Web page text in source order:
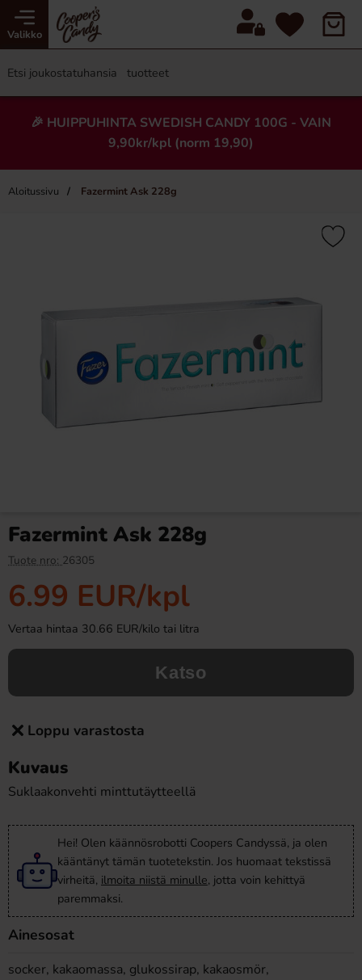
Valikko
🎉 HUIPPUHINTA SWEDISH CANDY 100G - VAIN
9,90kr/kpl (norm 19,90)
Aloitussivu Fazermint Ask 228g
×
Osta
Fazermint Ask 228g
Tuote nro: 26305
6.99 EUR/kpl
Vertaa hintaa 30.66 EUR/kilo tai litra
Katso
Loppu varastosta
Kuvaus
Suklaakonvehti minttutäytteellä
Hei! Olen käännösrobotti Coopers Candyssä, ja olen
kääntänyt tämän tuotetekstin. Jos huomaat tekstissä
virheitä, ilmoita niistä minulle, jotta voin kehittyä
paremmaksi.
Ainesosat
socker, kakaomassa, glukossirap, kakaosmör,